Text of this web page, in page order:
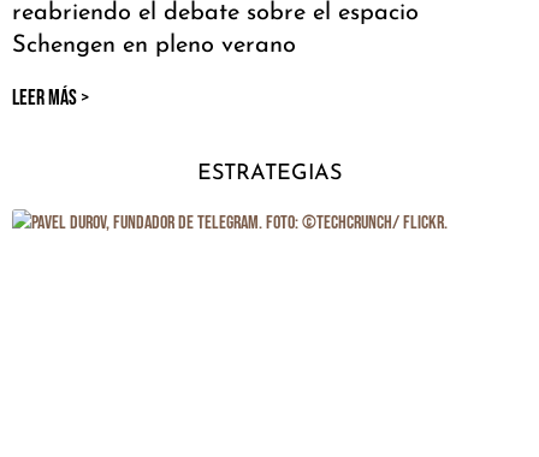
reabriendo el debate sobre el espacio
Schengen en pleno verano
LEER MÁS >
ESTRATEGIAS